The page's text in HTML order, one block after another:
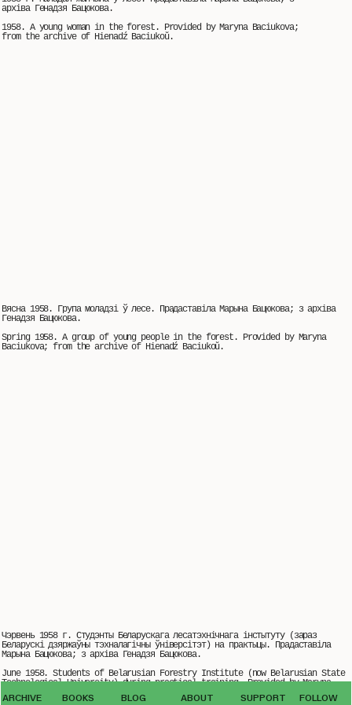
архіва Генадзя Бацюкова.
1958. A young woman in the forest. Provided by Maryna Baciukova;
from the archive of Hienadź Baciukoŭ.
Вясна 1958. Група моладзі ў лесе. Прадаставіла Марына Бацюкова; з архіва
Генадзя Бацюкова.
Spring 1958. A group of young people in the forest. Provided by Maryna
Baciukova; from the archive of Hienadź Baciukoŭ.
Чэрвень 1958 г. Cтудэнты Беларускага лесатэхнічнага інстытуту (зараз
Беларускі дзяржаўны тэхналагічны ўніверсітэт) на практыцы. Прадаставіла
Марына Бацюкова; з архіва Генадзя Бацюкова.
June 1958. Students of Belarusian Forestry Institute (now Belarusian State
Technological University) during practical training, Provided by Maryna
Baciukova; from the archive of Hienadź Baciukoŭ.
with the written permission
ARCHIVE BOOKS BLOG ABOUT SUPPORT FOLLOW